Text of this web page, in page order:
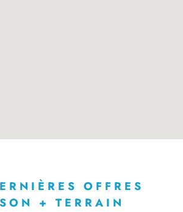
OFFRES
+ TERRAIN